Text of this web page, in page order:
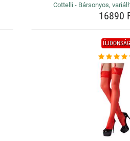
Cottelli - Bársonyos,
16890